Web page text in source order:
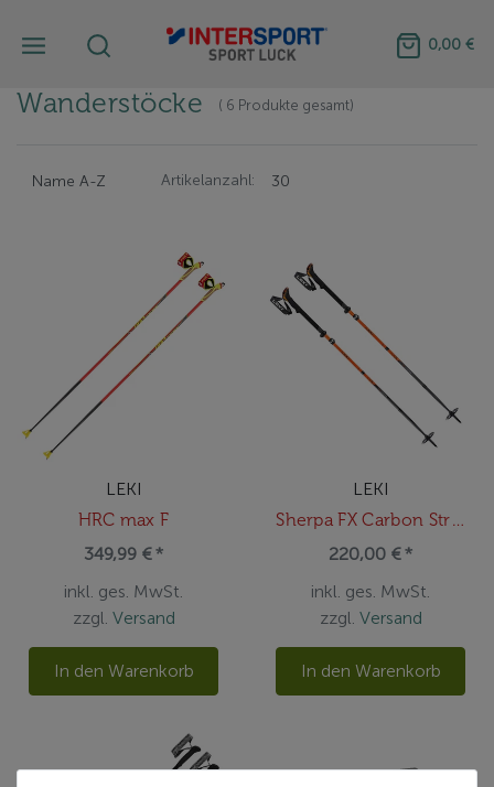
0,00 €
Wanderstöcke ( 6 Produkte gesamt)
Artikelanzahl:
LEKI
HRC max F
349,99 € *
inkl. ges. MwSt.
zzgl. Versand
In den Warenkorb
LEKI
Sherpa FX Carbon Strong
220,00 € *
inkl. ges. MwSt.
zzgl. Versand
In den Warenkorb